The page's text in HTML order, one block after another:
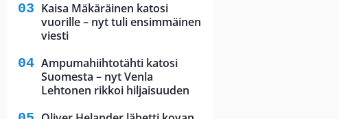
Kaisa Mäkäräinen katosi
vuorille – nyt tuli ensimmäinen
viesti
Ampumahiihtotähti katosi
Suomesta – nyt Venla
Lehtonen rikkoi hiljaisuuden